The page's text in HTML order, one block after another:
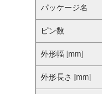
クロスリファ
マイクロ波
あなたの設
事業拠点
サステナビ
コンプラ
パッケージ名
ピン数
外形幅 [mm]
外形長さ [mm]